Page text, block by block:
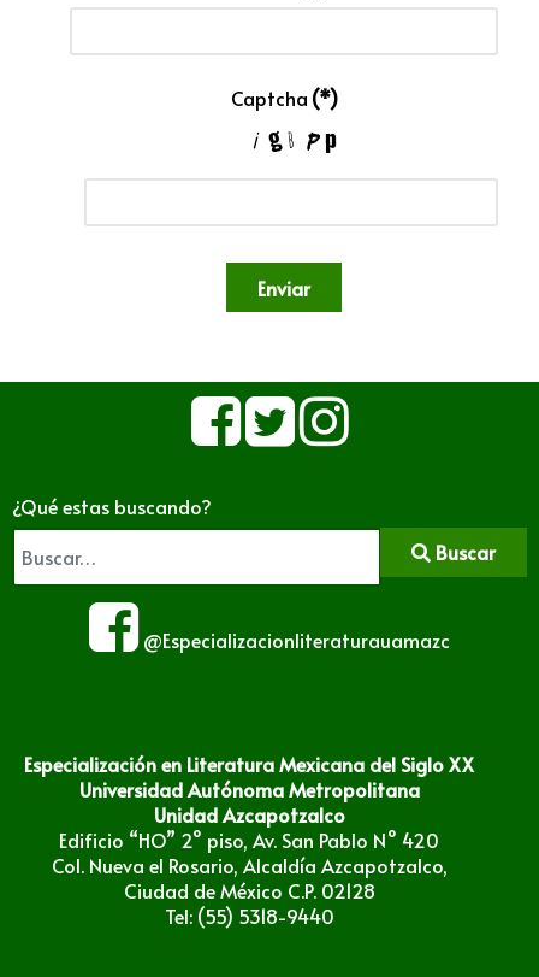
Captcha (*)
Enviar
¿Qué estas buscando?
Buscar
@Especializacionliteraturauamazc
Especialización en Literatura Mexicana del Siglo XX
Universidad Autónoma Metropolitana
Unidad Azcapotzalco
Edificio “HO” 2° piso, Av. San Pablo N° 420
Col. Nueva el Rosario, Alcaldía Azcapotzalco,
Ciudad de México C.P. 02128
Tel: (55) 5318-9440